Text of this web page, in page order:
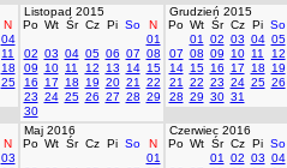
N
04
11
18
25
Listopad 2015
Po Wt Śr Cz Pi So
N
01
02 03 04 05 06 07 08
09
10 11 12 13 14 15
16
17 18 19 20 21
22
23 24 25 26 27 28 29
30
Grudzień 2015
Po Wt Śr Cz Pi So
01
02 03 04 05
07 08 09 10 11 12
14 15 16 17 18 19
21
22 23 24 25 26
28 29 30 31
N
03
Maj 2016
Po Wt Śr Cz Pi So
N
01
Czerwiec 2016
Po Wt Śr Cz Pi So
01
02 03 04